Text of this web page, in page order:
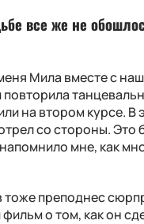
все же не
Мила вместе с
на втором курсе. В
со стороны. Это
мне, как
тоже преподнес
фильм о том, как он